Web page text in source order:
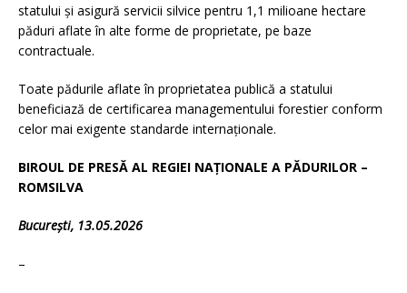
statului și asigură servicii silvice pentru 1,1 milioane hectare
păduri aflate în alte forme de proprietate, pe baze
contractuale.
Toate pădurile aflate în proprietatea publică a statului
beneficiază de certificarea managementului forestier conform
celor mai exigente standarde internaționale.
BIROUL DE PRESĂ AL REGIEI NAȚIONALE A PĂDURILOR –
ROMSILVA
București, 13.05.2026
–